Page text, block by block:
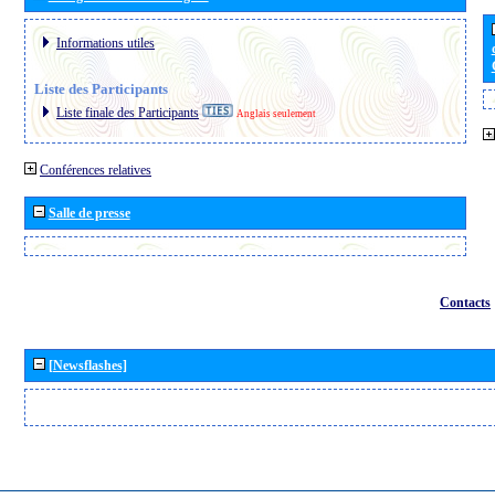
Informations utiles
Liste des Participants
Liste finale des Participants Anglais seulement
Conférences relatives
Salle de presse
Contacts
[Newsflashes]